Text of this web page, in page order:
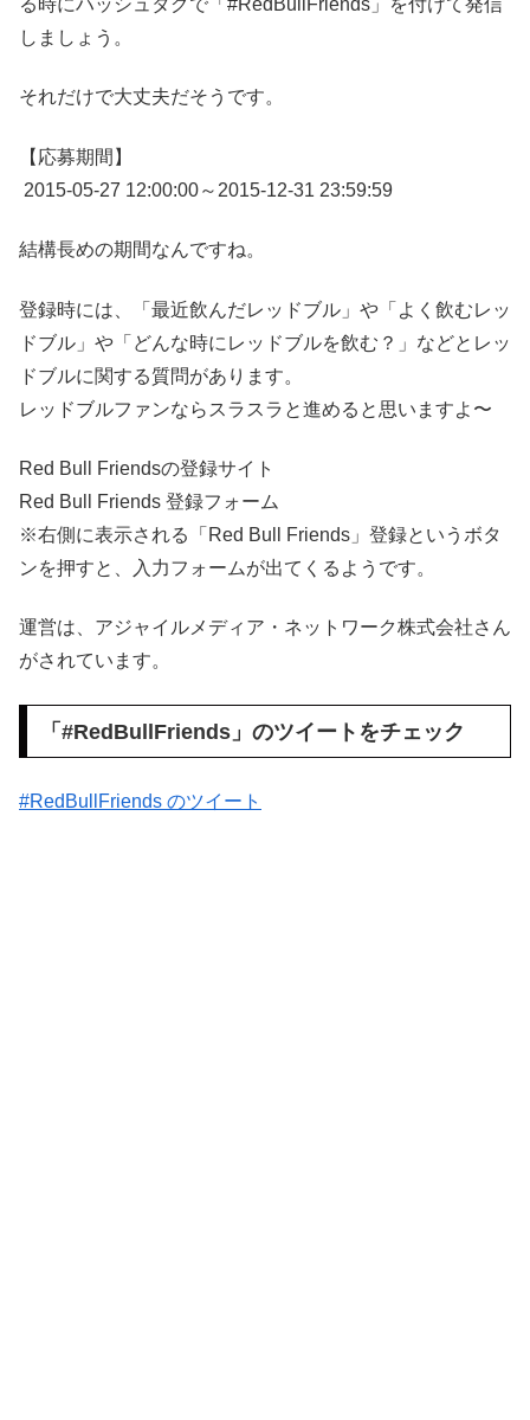
る時にハッシュタグで「#RedBullFriends」を付けて発信
しましょう。
それだけで大丈夫だそうです。
【応募期間】
2015-05-27 12:00:00～2015-12-31 23:59:59
結構長めの期間なんですね。
登録時には、「最近飲んだレッドブル」や「よく飲むレッ
ドブル」や「どんな時にレッドブルを飲む？」などとレッ
ドブルに関する質問があります。
レッドブルファンならスラスラと進めると思いますよ〜
Red Bull Friendsの登録サイト
Red Bull Friends 登録フォーム
※右側に表示される「Red Bull Friends」登録というボタ
ンを押すと、入力フォームが出てくるようです。
運営は、アジャイルメディア・ネットワーク株式会社さん
がされています。
「#RedBullFriends」のツイートをチェック
#RedBullFriends のツイート